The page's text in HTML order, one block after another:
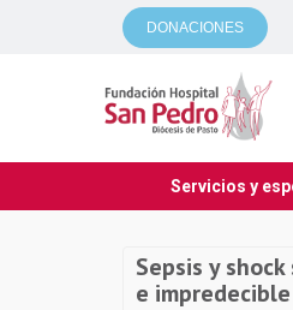
DONACIONES
Servicios y
Sepsis y
e